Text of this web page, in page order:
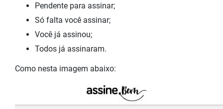
Pendente para assinar;
Só falta você assinar;
Você já assinou;
Todos já assinaram.
Como nesta imagem abaixo: